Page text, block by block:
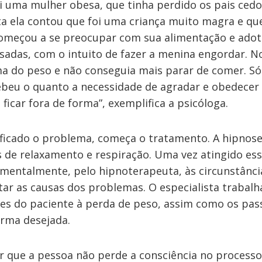
uma mulher obesa, que tinha perdido os pais
ela contou que foi uma criança muito magra e
a se preocupar com sua alimentação e
com o intuito de fazer a menina engordar.
do peso e não conseguia mais parar de comer.
o quanto a necessidade de agradar e
ficar fora de forma”, exemplifica a psicóloga.
o problema, começa o tratamento. A
de relaxamento e respiração. Uma vez atingido
pelo hipnoterapeuta, às
as causas dos problemas. O especialista
do paciente à perda de peso, assim como os
desejada.
que a pessoa não perde a consciência no